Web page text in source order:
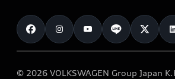
カタログ一覧
車検 / 定期点検
e-tronアフターサポート
クオリティ
保証
メンテナンス
お知らせ
オーナー様向けキャンペーン
© 2026 VOLKSWAGEN Group Japan